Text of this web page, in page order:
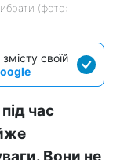
(фото:
своїй
час